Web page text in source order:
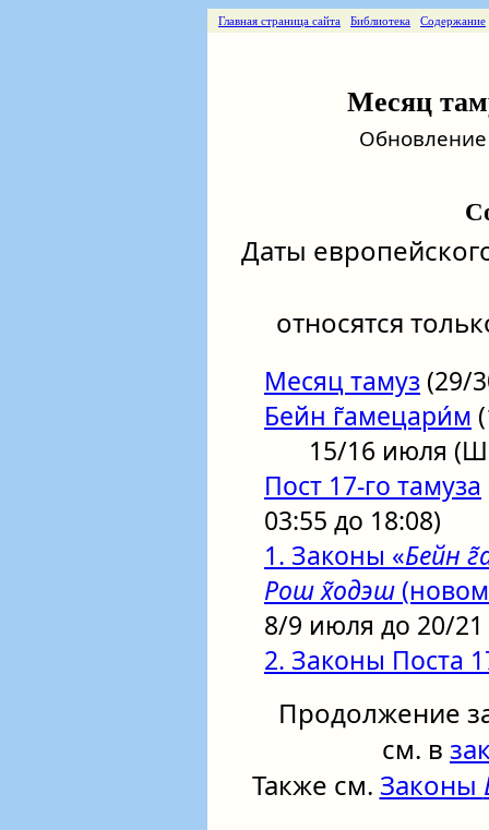
Главная страница сайта Библиотека Содержание
Месяц
Обновление
Даты
относятся
Месяц тамуз (29/
Бейн г̃амецари́м
15/16 июля
Пост 17-го тамуза
03:55 до 18:08)
1. Законы «Бейн
Рош х̃одэш
8/9 июля до 20/
2. Законы Поста
Продолжение
см. в
Также см. Законы